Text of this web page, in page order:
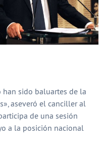
sido baluartes de la
aseveró el canciller al
de una sesión
a la posición nacional